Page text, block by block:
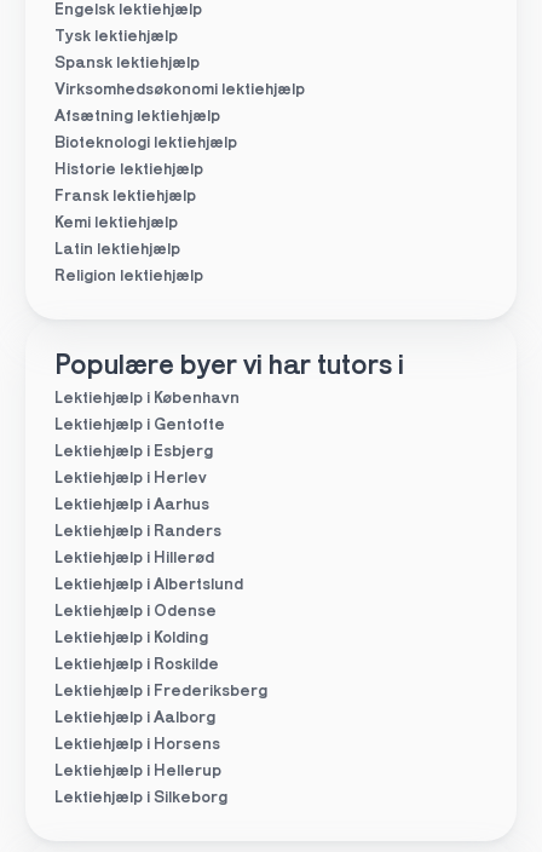
Engelsk lektiehjælp
Tysk lektiehjælp
Spansk lektiehjælp
Virksomhedsøkonomi lektiehjælp
Afsætning lektiehjælp
Bioteknologi lektiehjælp
Historie lektiehjælp
Fransk lektiehjælp
Kemi lektiehjælp
Latin lektiehjælp
Religion lektiehjælp
Populære byer vi har tutors i
Lektiehjælp i København
Lektiehjælp i Gentofte
Lektiehjælp i Esbjerg
Lektiehjælp i Herlev
Lektiehjælp i Aarhus
Lektiehjælp i Randers
Lektiehjælp i Hillerød
Lektiehjælp i Albertslund
Lektiehjælp i Odense
Lektiehjælp i Kolding
Lektiehjælp i Roskilde
Lektiehjælp i Frederiksberg
Lektiehjælp i Aalborg
Lektiehjælp i Horsens
Lektiehjælp i Hellerup
Lektiehjælp i Silkeborg